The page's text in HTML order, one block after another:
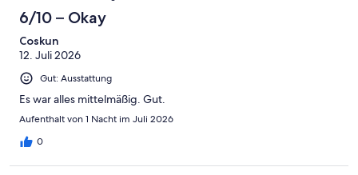
Okay
Schlecht
Bewertung
von
Ungenügend
6/10 – Okay
Coskun
12. Juli 2026
Gut: Ausstattung
Es war alles mittelmäßig. Gut.
Aufenthalt von 1 Nacht im Juli 2026
0